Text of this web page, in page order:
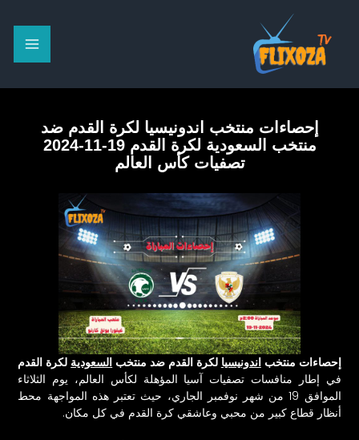
المحتوى
إحصاءات منتخب اندونيسيا لكرة القدم ضد
منتخب السعودية لكرة القدم 19-11-2024
تصفيات كأس العالم
إحصاءات منتخباندونيسيا لكرة القدم ضد منتخب السعودية لكرة القدم
في إطار منافسات تصفيات آسيا المؤهلة لكأس العالم، يوم الثلاثاء
الموافق 19 من شهر نوفمبر الجاري، حيث تعتبر هذه المواجهة محط
أنظار قطاع كبير من محبي وعاشقي كرة القدم في كل مكان.